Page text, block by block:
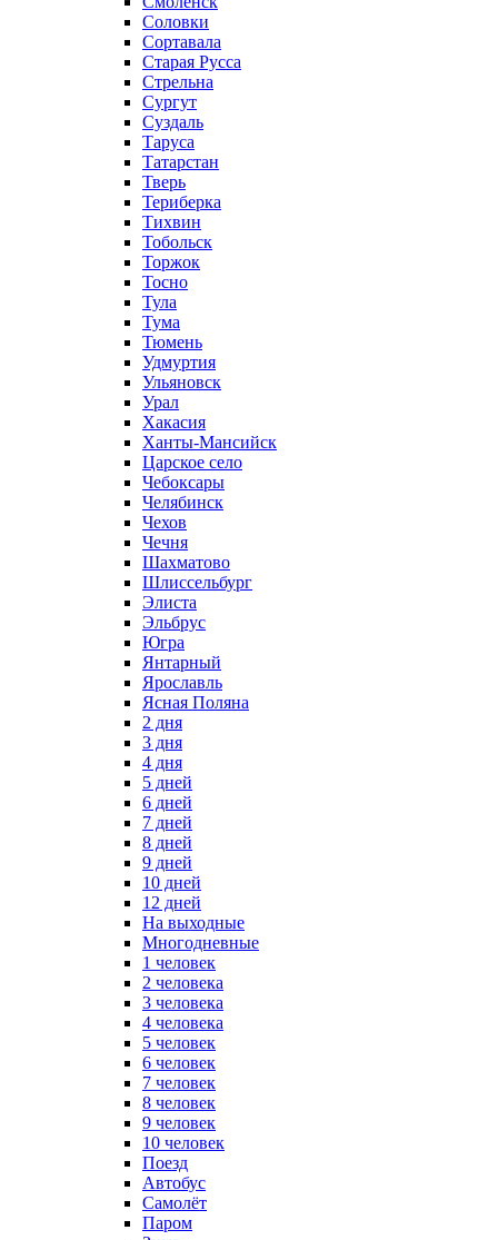
Соловки
Сортавала
Старая Русса
Стрельна
Сургут
Суздаль
Таруса
Татарстан
Тверь
Териберка
Тихвин
Тобольск
Торжок
Тосно
Тула
Тума
Тюмень
Удмуртия
Ульяновск
Урал
Хакасия
Ханты-Мансийск
Царское село
Чебоксары
Челябинск
Чехов
Чечня
Шахматово
Шлиссельбург
Элиста
Эльбрус
Югра
Янтарный
Ярославль
Ясная Поляна
2 дня
3 дня
4 дня
5 дней
6 дней
7 дней
8 дней
9 дней
10 дней
12 дней
На выходные
Многодневные
1 человек
2 человека
3 человека
4 человека
5 человек
6 человек
7 человек
8 человек
9 человек
10 человек
Поезд
Автобус
Самолёт
Паром